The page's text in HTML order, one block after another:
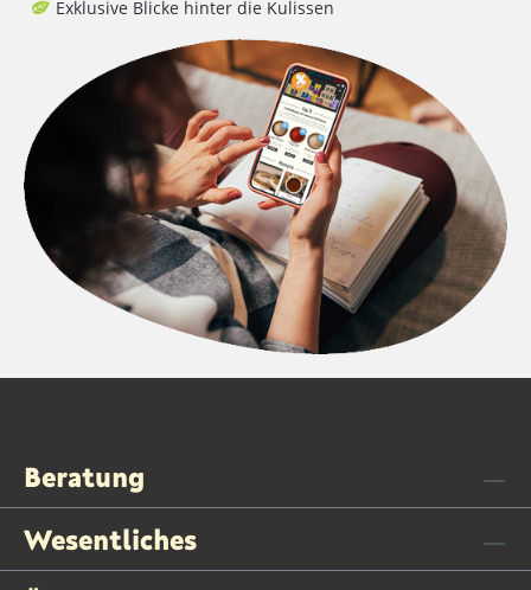
Exklusive Blicke hinter die Kulissen
Beratung
Wesentliches